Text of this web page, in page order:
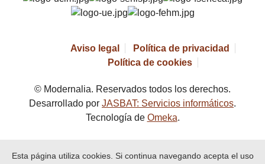
Aviso legal
Política de privacidad
Política de cookies
© Modernalia. Reservados todos los derechos.
Desarrollado por JASBAT: Servicios informáticos.
Tecnología de Omeka.
Esta página utiliza cookies. Si continua navegando acepta el uso